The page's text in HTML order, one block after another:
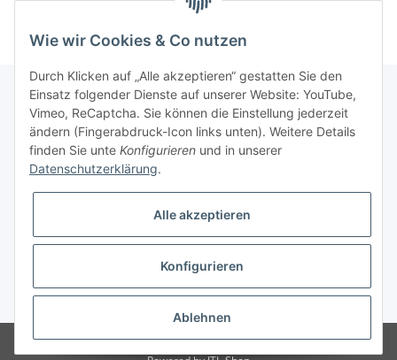
Informationen
Gesetzliche Informationen
* Alle Preise inkl. gesetzlicher USt., zzgl.Versand
Besucherzähler: 3072159
Wie wir Cookies & Co nutzen
Durch Klicken auf „Alle akzeptieren“ gestatten Sie den
Einsatz folgender Dienste auf unserer Website: YouTube,
Vimeo, ReCaptcha. Sie können die Einstellung jederzeit
ändern (Fingerabdruck-Icon links unten). Weitere Details
finden Sie unte Konfigurieren und in unserer
Datenschutzerklärung.
Alle akzeptieren
Konfigurieren
Ablehnen